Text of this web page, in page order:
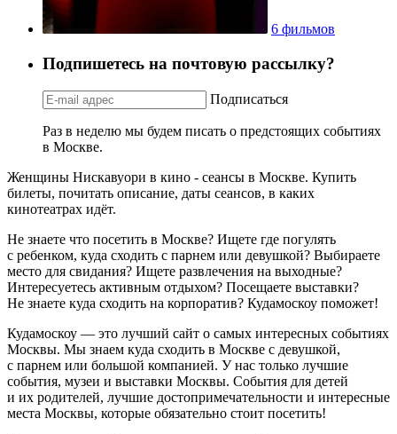
6 фильмов
Подпишетесь на почтовую рассылку?
Подписаться
Раз в неделю мы будем писать о предстоящих событиях
в Москве.
Женщины Нискавуори в кино - сеансы в Москве. Купить
билеты, почитать описание, даты сеансов, в каких
кинотеатрах идёт.
Не знаете что посетить в Москве? Ищете где погулять
с ребенком, куда сходить с парнем или девушкой? Выбираете
место для свидания? Ищете развлечения на выходные?
Интересуетесь активным отдыхом? Посещаете выставки?
Не знаете куда сходить на корпоратив? Кудамоскоу поможет!
Кудамоскоу — это лучший сайт о самых интересных событиях
Москвы. Мы знаем куда сходить в Москве с девушкой,
с парнем или большой компанией. У нас только лучшие
события, музеи и выставки Москвы. События для детей
и их родителей, лучшие достопримечательности и интересные
места Москвы, которые обязательно стоит посетить!